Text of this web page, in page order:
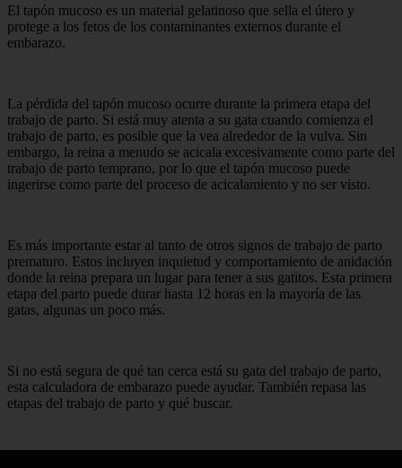
El tapón mucoso es un material gelatinoso que sella el útero y
protege a los fetos de los contaminantes externos durante el
embarazo.
La pérdida del tapón mucoso ocurre durante la primera etapa del
trabajo de parto. Si está muy atenta a su gata cuando comienza el
trabajo de parto, es posible que la vea alrededor de la vulva. Sin
embargo, la reina a menudo se acicala excesivamente como parte del
trabajo de parto temprano, por lo que el tapón mucoso puede
ingerirse como parte del proceso de acicalamiento y no ser visto.
Es más importante estar al tanto de otros signos de trabajo de parto
prematuro. Estos incluyen inquietud y comportamiento de anidación
donde la reina prepara un lugar para tener a sus gatitos. Esta primera
etapa del parto puede durar hasta 12 horas en la mayoría de las
gatas, algunas un poco más.
Si no está segura de qué tan cerca está su gata del trabajo de parto,
esta calculadora de embarazo puede ayudar. También repasa las
etapas del trabajo de parto y qué buscar.